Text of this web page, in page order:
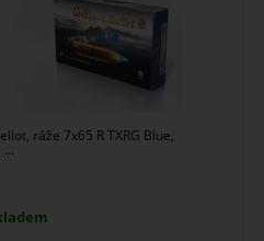
ráže 7x65 R TXRG Blue,